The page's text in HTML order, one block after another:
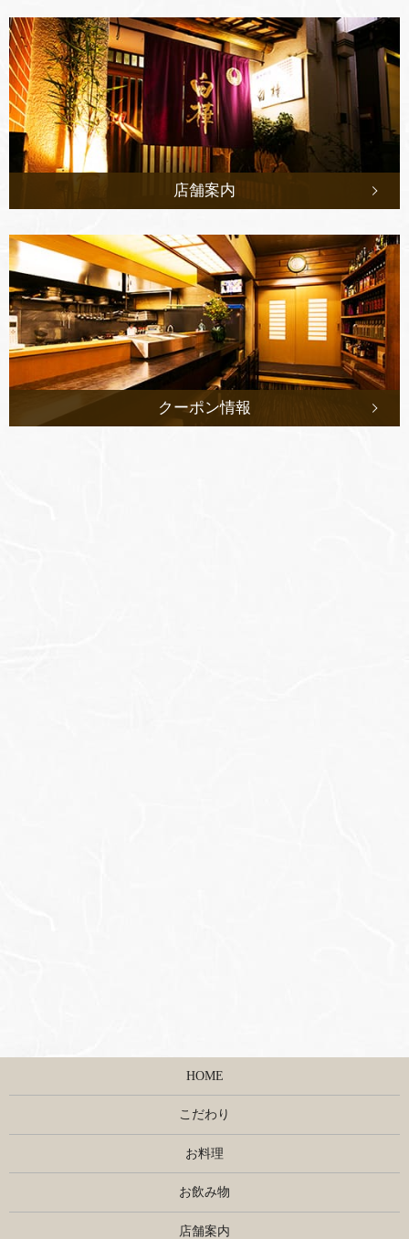
店舗案内
クーポン情報
HOME
こだわり
お料理
お飲み物
店舗案内